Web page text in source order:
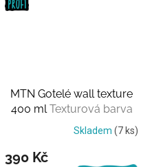
MTN Gotelé wall texture
400 mlTexturová barva
Skladem (7 ks)
390 Kč